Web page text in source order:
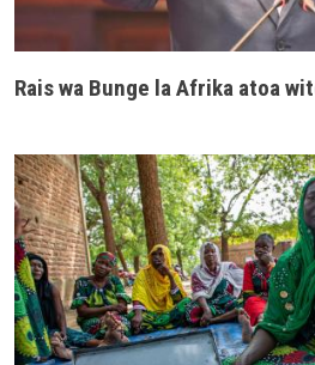
Rais wa Bunge la Afrika atoa